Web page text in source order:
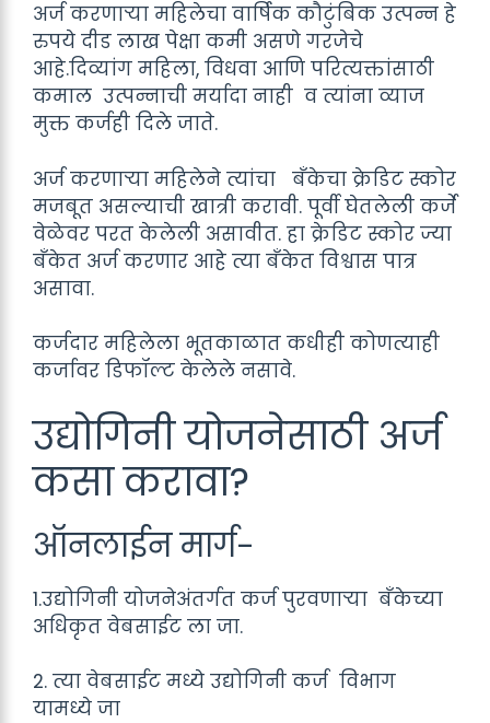
अर्ज करणाऱ्या महिलेचा वार्षिक कौटुंबिक उत्पन्न हे
रुपये दीड लाख पेक्षा कमी असणे गरजेचे
आहे.दिव्यांग महिला, विधवा आणि परित्यक्तांसाठी
कमाल उत्पन्नाची मर्यादा नाही व त्यांना व्याज
मुक्त कर्जही दिले जाते.
अर्ज करणाऱ्या महिलेने त्यांचा बँकेचा क्रेडिट स्कोर
मजबूत असल्याची खात्री करावी. पूर्वी घेतलेली कर्जे
वेळेवर परत केलेली असावीत. हा क्रेडिट स्कोर ज्या
बँकेत अर्ज करणार आहे त्या बँकेत विश्वास पात्र
असावा.
कर्जदार महिलेला भूतकाळात कधीही कोणत्याही
कर्जावर डिफॉल्ट केलेले नसावे.
उद्योगिनी योजनेसाठी अर्ज
कसा करावा?
ऑनलाईन मार्ग-
1.उद्योगिनी योजनेअंतर्गत कर्ज पुरवणाऱ्या बँकेच्या
अधिकृत वेबसाईट ला जा.
2. त्या वेबसाईट मध्ये उद्योगिनी कर्ज विभाग
यामध्ये जा